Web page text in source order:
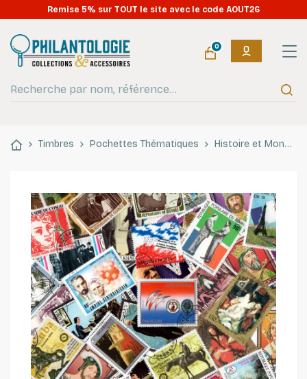
Remise 5% sur TOUT le site avec le code AOUT26
0
Timbres Pochettes Thématiques Histoire et Monuments